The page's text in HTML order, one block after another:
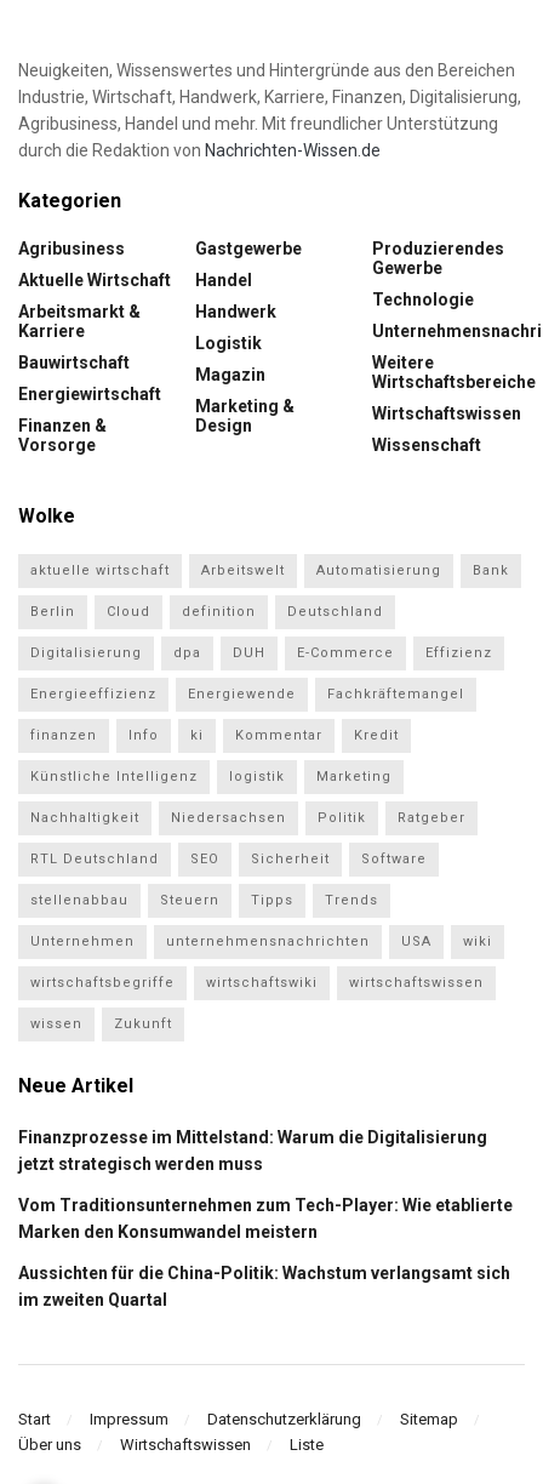
Neuigkeiten, Wissenswertes und Hintergründe aus den Bereichen
Industrie, Wirtschaft, Handwerk, Karriere, Finanzen, Digitalisierung,
Agribusiness, Handel und mehr. Mit freundlicher Unterstützung
durch die Redaktion von Nachrichten-Wissen.de
Kategorien
Agribusiness
Aktuelle Wirtschaft
Arbeitsmarkt &
Karriere
Bauwirtschaft
Energiewirtschaft
Finanzen &
Vorsorge
Gastgewerbe
Handel
Handwerk
Logistik
Magazin
Marketing &
Design
Produzierendes
Gewerbe
Technologie
Weitere
Wirtschaftsbereiche
Wirtschaftswissen
Wissenschaft
Wolke
aktuelle wirtschaft Arbeitswelt Automatisierung Bank
Berlin Cloud definition Deutschland
Digitalisierung dpa DUH E-Commerce Effizienz
Energieeffizienz Energiewende Fachkräftemangel
finanzen Info ki Kommentar Kredit
Künstliche Intelligenz logistik Marketing
Nachhaltigkeit Niedersachsen Politik Ratgeber
RTL Deutschland SEO Sicherheit Software
stellenabbau Steuern Tipps Trends
Unternehmen unternehmensnachrichten USA wiki
wirtschaftsbegriffe wirtschaftswiki wirtschaftswissen
wissen Zukunft
Neue Artikel
Finanzprozesse im Mittelstand: Warum die Digitalisierung
jetzt strategisch werden muss
Vom Traditionsunternehmen zum Tech-Player: Wie etablierte
Marken den Konsumwandel meistern
Aussichten für die China-Politik: Wachstum verlangsamt sich
im zweiten Quartal
Start Impressum Datenschutzerklärung
Sitemap
Über uns
Wirtschaftswissen Liste